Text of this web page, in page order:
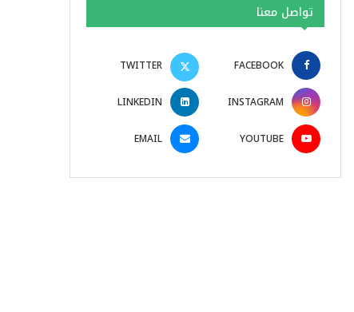
تواصل معنا
FACEBOOK
TWITTER
INSTAGRAM
LINKEDIN
YOUTUBE
EMAIL